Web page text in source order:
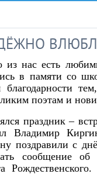
из нас есть
в памяти со
благодарности
поэтам и
праздник –
Владимир
поздравили с
сообщение